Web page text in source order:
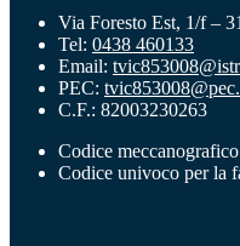
Via Foresto Est, 1/f –
Tel: 0438 460133
Email:
PEC:
C.F.: 82003230263
Codice
Codice univoco per la